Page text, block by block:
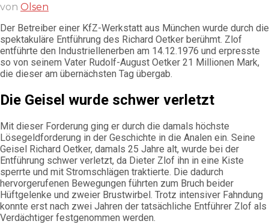
von Olsen
Der Betreiber einer KfZ-Werkstatt aus München wurde durch die
spektakuläre Entführung des Richard Oetker berühmt. Zlof
entführte den Industriellenerben am 14.12.1976 und erpresste
so von seinem Vater Rudolf-August Oetker 21 Millionen Mark,
die dieser am übernächsten Tag übergab.
Die Geisel wurde schwer verletzt
Mit dieser Forderung ging er durch die damals höchste
Lösegeldforderung in der Geschichte in die Analen ein. Seine
Geisel Richard Oetker, damals 25 Jahre alt, wurde bei der
Entführung schwer verletzt, da Dieter Zlof ihn in eine Kiste
sperrte und mit Stromschlägen traktierte. Die dadurch
hervorgerufenen Bewegungen führten zum Bruch beider
Hüftgelenke und zweier Brustwirbel. Trotz intensiver Fahndung
konnte erst nach zwei Jahren der tatsächliche Entführer Zlof als
Verdächtiger festgenommen werden.